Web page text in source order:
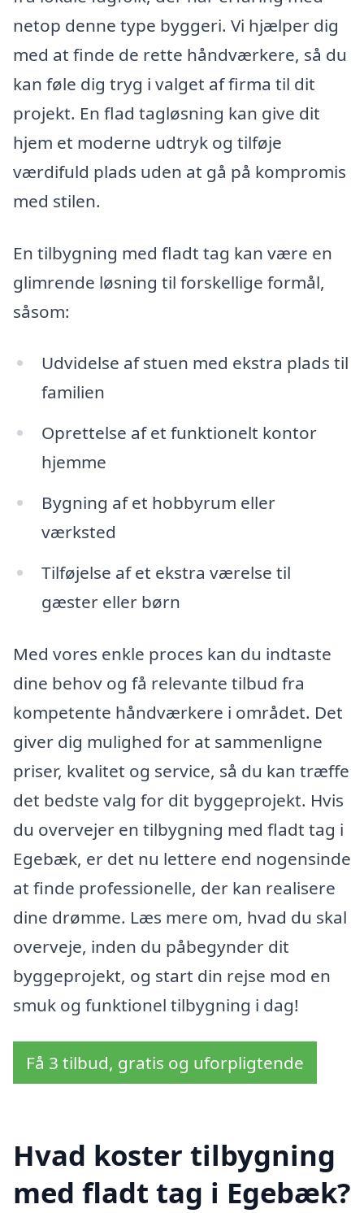
netop denne type byggeri. Vi hjælper dig
med at finde de rette håndværkere, så du
kan føle dig tryg i valget af firma til dit
projekt. En flad tagløsning kan give dit
hjem et moderne udtryk og tilføje
værdifuld plads uden at gå på kompromis
med stilen.
En tilbygning med fladt tag kan være en
glimrende løsning til forskellige formål,
såsom:
Udvidelse af stuen med ekstra plads til
familien
Oprettelse af et funktionelt kontor
hjemme
Bygning af et hobbyrum eller
værksted
Tilføjelse af et ekstra værelse til
gæster eller børn
Med vores enkle proces kan du indtaste
dine behov og få relevante tilbud fra
kompetente håndværkere i området. Det
giver dig mulighed for at sammenligne
priser, kvalitet og service, så du kan træffe
det bedste valg for dit byggeprojekt. Hvis
du overvejer en tilbygning med fladt tag i
Egebæk, er det nu lettere end nogensinde
at finde professionelle, der kan realisere
dine drømme. Læs mere om, hvad du skal
overveje, inden du påbegynder dit
byggeprojekt, og start din rejse mod en
smuk og funktionel tilbygning i dag!
Få 3 tilbud, gratis og uforpligtende
Hvad koster tilbygning
med fladt tag i Egebæk?